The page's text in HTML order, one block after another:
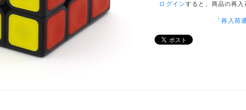
ログインすると、商品の再入
「再入荷